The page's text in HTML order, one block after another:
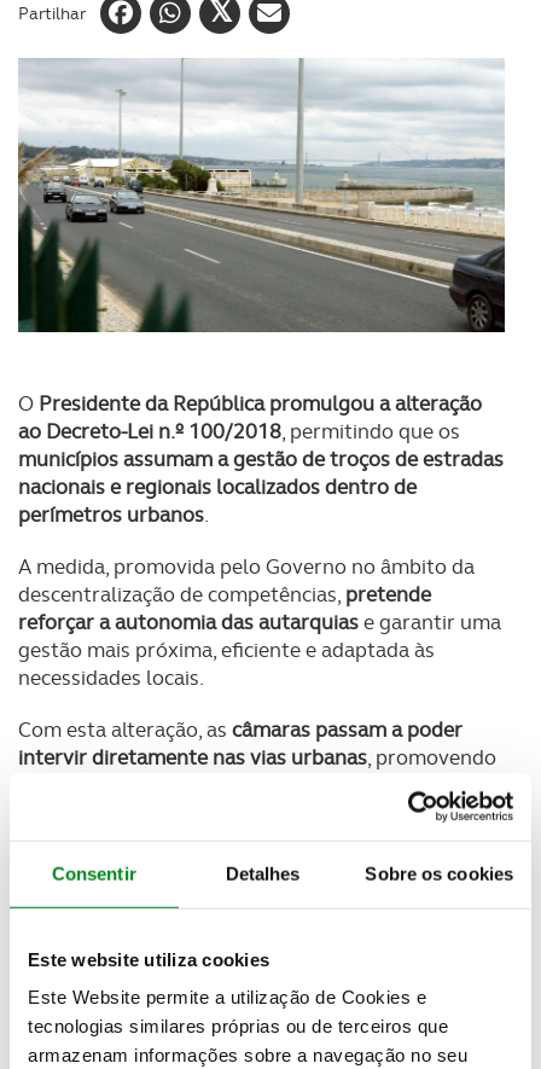
Consentir Detalhes Sobre os cookies
Este website utiliza cookies
Este Website permite a utilização de Cookies e
tecnologias similares próprias ou de terceiros que
armazenam informações sobre a navegação no seu
Partilhar
O Presidente da República promulgou a alteração
ao Decreto-Lei n.º 100/2018, permitindo que os
municípios assumam a gestão de troços de estradas
nacionais e regionais localizados dentro de
perímetros urbanos.
A medida, promovida pelo Governo no âmbito da
descentralização de competências, pretende
reforçar a autonomia das autarquiase garantir uma
gestão mais próxima, eficiente e adaptada às
necessidades locais.
Com esta alteração, as câmaras passam a poder
intervir diretamente nas vias urbanas, promovendo
melhores condições de circulação, maior segurança
e uma integração mais harmoniosa com os espaços
envolventes.
Receba as novidades do mundo automóvel e
do universo ACP.